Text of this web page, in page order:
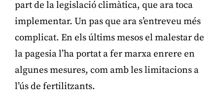
part de la legislació climàtica, que ara toca
implementar. Un pas que ara s’entreveu més
complicat. En els últims mesos el malestar de
la pagesia l’ha portat a fer marxa enrere en
algunes mesures, com amb les limitacions a
l’ús de fertilitzants.